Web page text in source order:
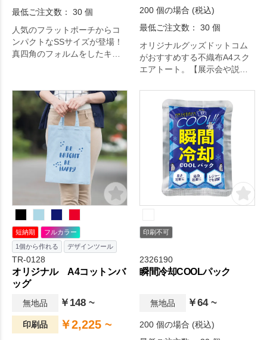
最低ご注文数： 30 個
人気のフラットポーチからコ
ンパクトなSSサイズが登場！
真四角のフォルムをしたキャ
て活躍するコンパクトサイズ
のポーチは、バッグやお菓子
とのセット販売もおすすめで
す。日用雑貨やコスメブラン
ドのノベルティとしても。
200 個の場合 (税込)
最低ご注文数： 30 個
オリジナルグッズドットコム
がおすすめする不織布A4スク
エアトート。【展示会や説明
類を入れるのに最適な、マチ
薄の縦型不織布A4スクエアト
ートバッグです。カタログを
入れて配布したい展示会のノ
ベルティには最適です。持ち
手は通常よりも少し長めにし
てありますので、重いカタロ
グでも肩にかけて持ち運びい
ただけます。
短納期
フルカラー
1個から作れる
デザインツール
TR-0128
オリジナル A4コットンバ
ッグ
無地品 ￥148 ~
印刷品 ￥2,225 ~
印刷不可
2326190
瞬間冷却COOLパック
無地品 ￥64 ~
200 個の場合 (税込)